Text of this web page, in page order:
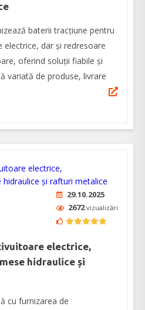
baterii tracțiune pentru
electrice, dar și redresoare
oferind soluții fiabile și
variată de produse, livrare
29.10.2025
2672vizualizări
electrice,
hidraulice și
cu furnizarea de